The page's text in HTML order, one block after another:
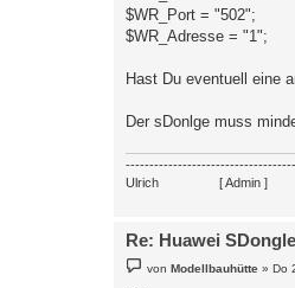
r
a
g
$WR_Port = "502";
$WR_Adresse = "1";
Hast Du eventuell eine
Der sDonlge muss
Ulrich
[ Admin ]
Re: Huawei
e
vonModellbauhütte »Do